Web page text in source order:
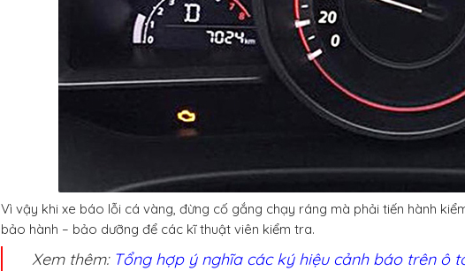
Vì vậy khi xe báo lỗi cá vàng, đừng cố gắng chạy ráng mà phải tiến hành
bảo hành – bảo dưỡng để các kĩ thuật viên kiểm tra.
Xem thêm: Tổng hợp ý nghĩa các ký hiệu cảnh báo trên ô